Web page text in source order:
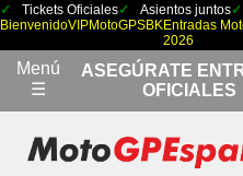
Tickets Oficiales Asientos juntos
BienvenidoVIPMotoGPSBKEntradas
2026
Menú
☰
ASEGÚRATE
OFICIALES